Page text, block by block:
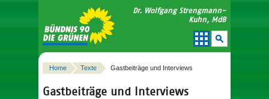
Dr. Wolfgang Strengmann-
Kuhn, MdB
Home Texte Gastbeiträge und Interviews
Gastbeiträge und Interviews